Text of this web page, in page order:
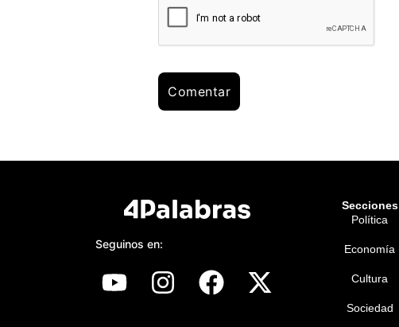
Seguinos en:
Secciones
Política
Economía
Cultura
Sociedad